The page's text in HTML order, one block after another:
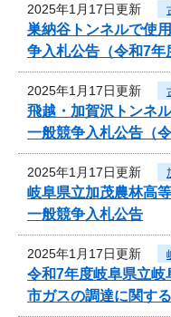
2025年1月17日更新
巣納谷トンネルで使
争入札公告（令和7年
2025年1月17日更新
飛越・加賀沢トンネ
一般競争入札公告（
2025年1月17日更新
岐阜県立加茂農林高
一般競争入札公告
2025年1月17日更新
令和7年度岐阜県立
市ガスの調達に関す